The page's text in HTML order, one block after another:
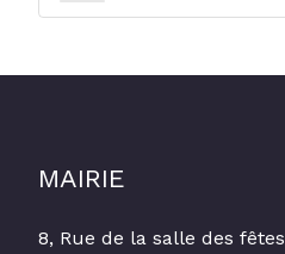
MAIRIE
8, Rue de la salle des fêtes